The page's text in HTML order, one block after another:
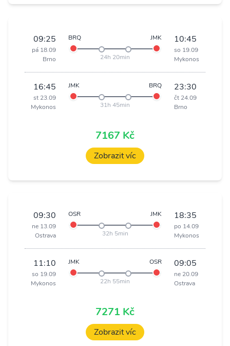
09:25
pá 18.09
Brno
BRQ JMK
24h 20min
10:45
so 19.09
Mykonos
16:45
st 23.09
Mykonos
JMK BRQ
31h 45min
23:30
čt 24.09
Brno
7167 Kč
Zobrazit víc
09:30
ne 13.09
Ostrava
OSR JMK
32h 5min
18:35
po 14.09
Mykonos
11:10
so 19.09
Mykonos
JMK OSR
22h 55min
09:05
ne 20.09
Ostrava
7271 Kč
Zobrazit víc